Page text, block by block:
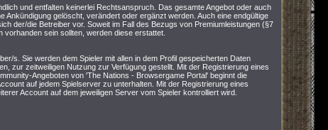
und entfalten keinerlei Rechtsanspruch. Das gesamte Angebot oder auch
Ankündigung gelöscht, verändert oder ergänzt werden. Auch eine endgültige
der/die Betreiber vor. Soweit im Fall des Bezugs von Premiumleistungen (§7
sein sollten, werden diese erstattet.
s. Sie werden dem Spieler mit allen in dem Profil gespeicherten Daten
zur zeitweiligen Nutzung zur Verfügung gestellt. Mit der Registrierung eines
Angeboten von 'The Nations - Browsergame Portal' beginnt die
auf jedem Spielserver zu unterhalten. Mit der Registrierung eines
Account auf dem jeweiligen Server vom Spieler kontrolliert wird.